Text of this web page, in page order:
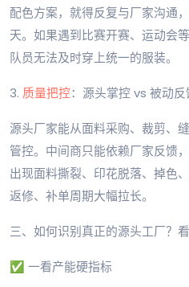
配色方案，就得反复与厂家沟通
天。如果遇到比赛开赛、运动会
队员无法及时穿上统一的服装。
3. 质量把控：源头掌控 vs 被动反
源头厂家能从面料采购、裁剪、
管控。中间商只能依赖厂家反馈
出现面料撕裂、印花脱落、掉色
返修、补单周期大幅拉长。
三、如何识别真正的源头工厂？
✅ 一看产能硬指标